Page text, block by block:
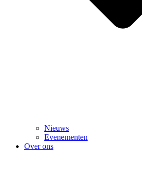
Nieuws
Evenementen
Over ons